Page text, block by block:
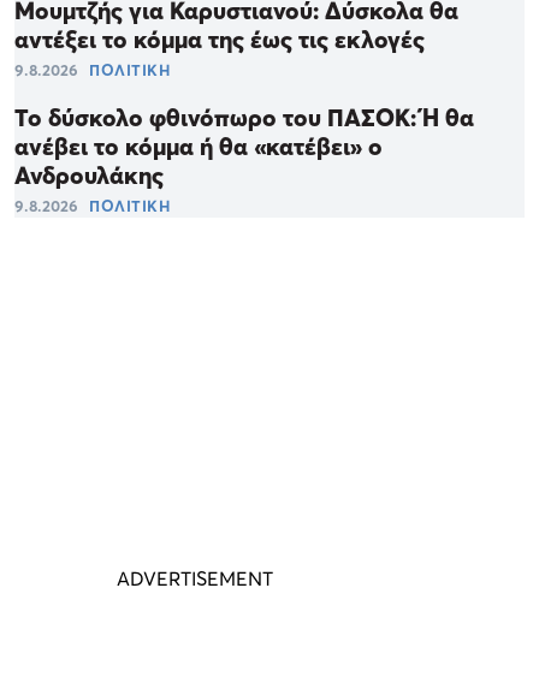
Μουμτζής για Καρυστιανού: Δύσκολα θα
αντέξει το κόμμα της έως τις εκλογές
9.8.2026 ΠΟΛΙΤΙΚΗ
Το δύσκολο φθινόπωρο του ΠΑΣΟΚ: Ή θα
ανέβει το κόμμα ή θα «κατέβει» ο
Ανδρουλάκης
9.8.2026 ΠΟΛΙΤΙΚΗ